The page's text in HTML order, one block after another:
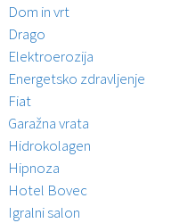
Dom in vrt
Drago
Elektroerozija
Energetsko zdravljenje
Fiat
Garažna vrata
Hidrokolagen
Hipnoza
Hotel Bovec
Igralni salon